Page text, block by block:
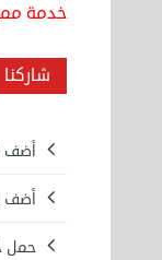
خدمة
شاركنا
أضف
أضف
حمل